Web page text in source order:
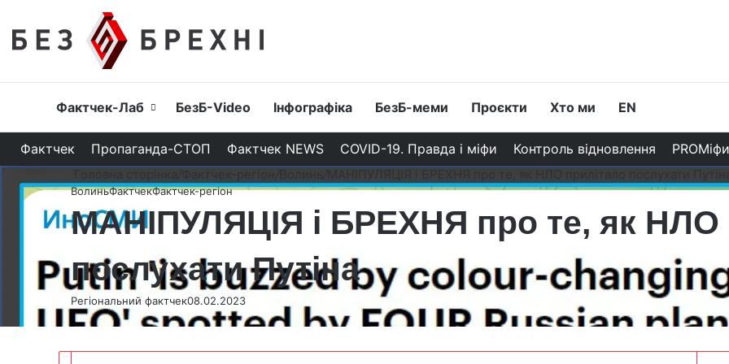
Головна
Фактчек-Лаб БезБ-Video Інфографіка БезБ-меми Проєкти Хто ми EN
Фактчек Пропаганда-СТОП Фактчек NEWS COVID-19. Правда і міфи Контроль відновлення PROМіфи
МАНІПУЛЯЦІЯ і БРЕХНЯ про те, як НЛО прилітало послухати
ВолиньФактчекФактчек-регіон
МАНІПУЛЯЦІЯ і БРЕХНЯ про те, як НЛО
послухати Путіна
Регіональний фактчек08.02.2023